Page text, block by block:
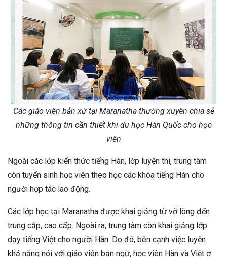
Các giáo viên bản xứ tại Maranatha thường xuyên chia sẻ
những thông tin cần thiết khi du học Hàn Quốc cho học
viên
Ngoài các lớp kiến thức tiếng Hàn, lớp luyện thi, trung tâm
còn tuyển sinh học viên theo học các khóa tiếng Hàn cho
người hợp tác lao động.
Các lớp học tại Maranatha được khai giảng từ vỡ lòng đến
trung cấp, cao cấp. Ngoài ra, trung tâm còn khai giảng lớp
dạy tiếng Việt cho người Hàn. Do đó, bên cạnh việc luyện
khả năng nói với giáo viên bản ngữ, học viên Hàn và Việt ở